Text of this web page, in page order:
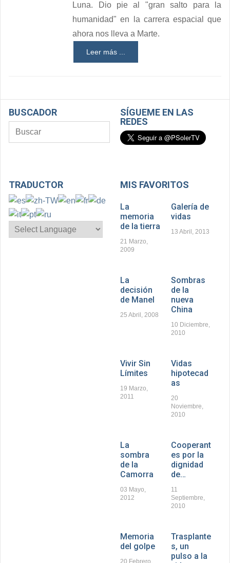
Luna. Dio pie al "gran salto para la
humanidad" en la carrera espacial que
ahora nos lleva a Marte.
Leer más ...
BUSCADOR
SÍGUEME EN LAS
REDES
TRADUCTOR MIS FAVORITOS
La
memoria
de la tierra
21 Marzo,
2009
Galería de
vidas
13 Abril, 2013
La
decisión
de Manel
25 Abril, 2008
Sombras
de la
nueva
China
10 Diciembre,
2010
Vivir Sin
Límites
19 Marzo,
2011
Vidas
hipotecad
as
20
Noviembre,
2010
La
sombra
de la
Camorra
03 Mayo,
2012
Cooperant
es por la
dignidad
de…
11
Septiembre,
2010
Memoria
del golpe
20 Febrero,
Trasplante
s, un
pulso a la